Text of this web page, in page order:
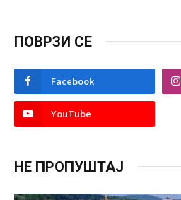
ПОВРЗИ СЕ
Facebook
YouTube
НЕ ПРОПУШТАЈ